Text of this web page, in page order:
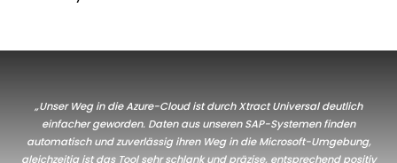
„Unser Weg in die Azure-Cloud ist durch Xtract Universal deutlich
einfacher geworden. Daten aus unseren SAP-Systemen finden
automatisch und zuverlässig ihren Weg in die Microsoft-Umgebung,
gleichzeitig ist das Tool sehr schlank und präzise, entsprechend positiv